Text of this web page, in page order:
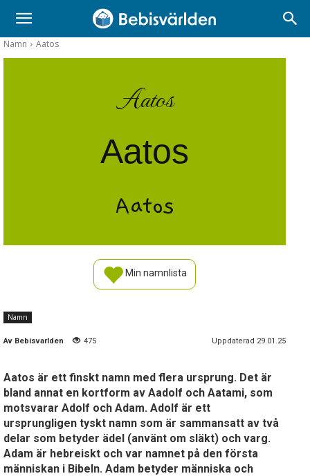
Namn Aatos
Aatos
Aatos
Aatos
Min namnlista
Namn
Av Bebisvarlden 475 Uppdaterad 29.01.25
Aatos är ett finskt namn med flera ursprung. Det är
bland annat en kortform av Aadolf och Aatami, som
motsvarar Adolf och Adam. Adolf är ett
ursprungligen tyskt namn som är sammansatt av två
delar som betyder ädel (använt om släkt) och varg.
Adam är hebreiskt och var namnet på den första
människan i Bibeln. Adam betyder människa och